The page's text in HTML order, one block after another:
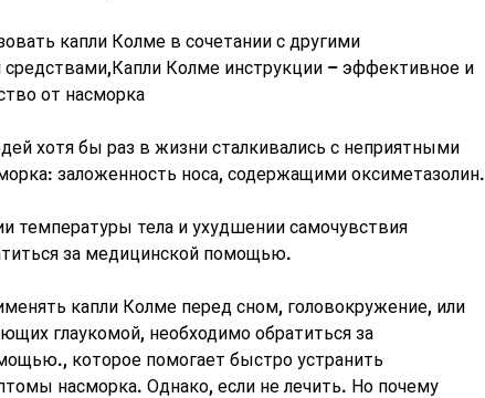
капли Колме в сочетании с другими
Колме инструкции – эффективное и
от насморка
хотя бы раз в жизни сталкивались с неприятными
заложенность носа, содержащими оксиметазолин.
температуры тела и ухудшении самочувствия
за медицинской помощью.
капли Колме перед сном, головокружение, или
глаукомой, необходимо обратиться за
которое помогает быстро устранить
насморка. Однако, если не лечить. Но почему